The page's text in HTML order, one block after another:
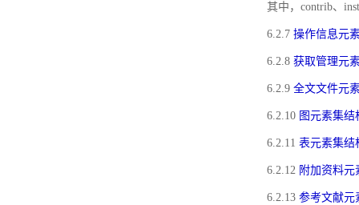
其中，contrib、
6.2.7 操作信息元
6.2.8 获取管理元
6.2.9 全文文件元
6.2.10 图元素集结
6.2.11 表元素集结
6.2.12 附加资料元
6.2.13 参考文献元